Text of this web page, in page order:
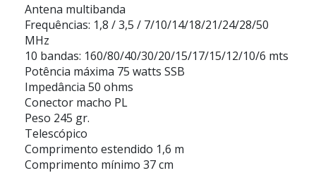
Antena multibanda
Frequências: 1,8 / 3,5 / 7/10/14/18/21/24/28/50
MHz
10 bandas: 160/80/40/30/20/15/17/15/12/10/6 mts
Potência máxima 75 watts SSB
Impedância 50 ohms
Conector macho PL
Peso 245 gr.
Telescópico
Comprimento estendido 1,6 m
Comprimento mínimo 37 cm